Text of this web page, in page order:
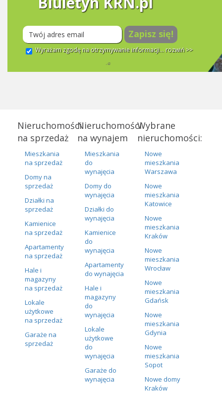
Zapisz się!
Wyrażam zgodę na otrzymywanie informacji... rozwiń >>
Nieruchomości
na sprzedaż
Mieszkania
na sprzedaż
Domy na
sprzedaż
Działki na
sprzedaż
Kamienice
na sprzedaż
Apartamenty
na sprzedaż
Hale i
magazyny
na sprzedaż
Lokale
użytkowe
na sprzedaż
Garaże na
sprzedaż
Nieruchomości
na wynajem
Mieszkania
do
wynajęcia
Domy do
wynajęcia
Działki do
wynajęcia
Kamienice
do
wynajęcia
Apartamenty
do wynajęcia
Hale i
magazyny
do
wynajęcia
Lokale
użytkowe
do
wynajęcia
Garaże do
wynajęcia
Wybrane
nieruchomości:
Nowe
mieszkania
Warszawa
Nowe
mieszkania
Katowice
Nowe
mieszkania
Kraków
Nowe
mieszkania
Wrocław
Nowe
mieszkania
Gdańsk
Nowe
mieszkania
Gdynia
Nowe
mieszkania
Sopot
Nowe domy
Kraków